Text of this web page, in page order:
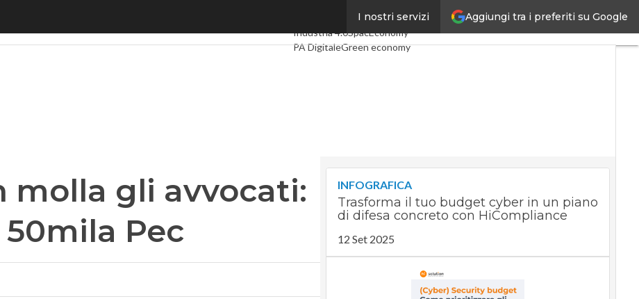
Aggiungi tra i preferiti su Google
I nostri servizi
Digital EconomyTelco
Industria 4.0SpacEconomy
PA DigitaleGreen economy
molla gli avvocati:
Pec
INFOGRAFICA
Trasforma il tuo budget cyber in un piano
di difesa concreto con HiCompliance
12 Set 2025